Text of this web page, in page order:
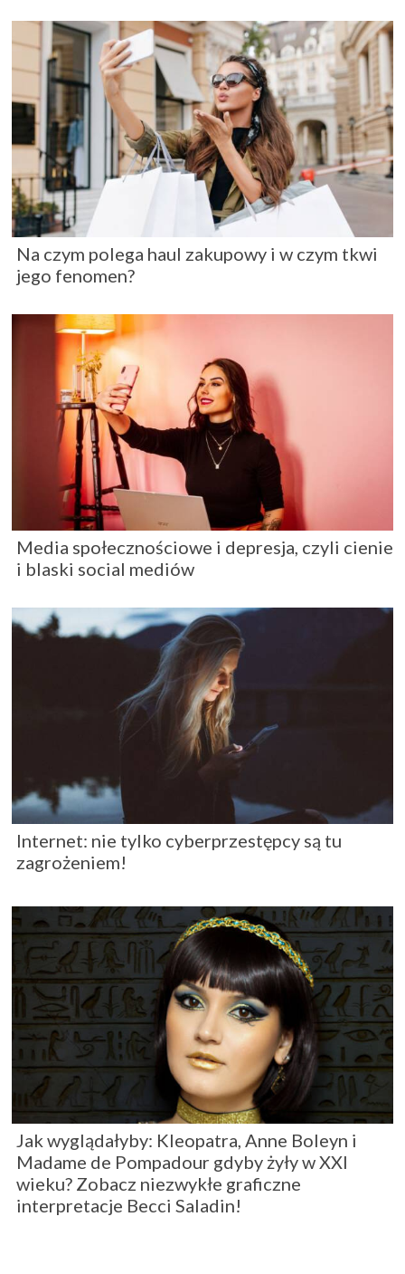
Na czym polega haul zakupowy i w czym tkwi
jego fenomen?
Media społecznościowe i depresja, czyli cienie
i blaski social mediów
Internet: nie tylko cyberprzestępcy są tu
zagrożeniem!
Jak wyglądałyby: Kleopatra, Anne Boleyn i
Madame de Pompadour gdyby żyły w XXI
wieku? Zobacz niezwykłe graficzne
interpretacje Becci Saladin!